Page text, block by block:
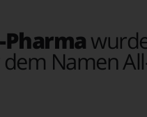
Pharma
Namen